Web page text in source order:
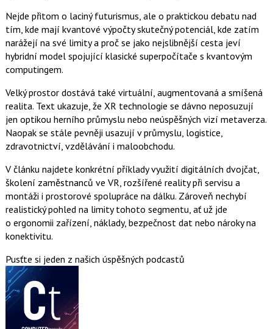
Nejde přitom o laciný futurismus, ale o praktickou debatu nad
tím, kde mají kvantové výpočty skutečný potenciál, kde zatím
narážejí na své limity a proč se jako nejslibnější cesta jeví
hybridní model spojující klasické superpočítače s kvantovým
computingem.
Velký prostor dostává také virtuální, augmentovaná a smíšená
realita. Text ukazuje, že XR technologie se dávno neposuzují
jen optikou herního průmyslu nebo neúspěšných vizí metaverza.
Naopak se stále pevněji usazují v průmyslu, logistice,
zdravotnictví, vzdělávání i maloobchodu.
V článku najdete konkrétní příklady využití digitálních dvojčat,
školení zaměstnanců ve VR, rozšířené reality při servisu a
montáži i prostorové spolupráce na dálku. Zároveň nechybí
realistický pohled na limity tohoto segmentu, ať už jde
o ergonomii zařízení, náklady, bezpečnost dat nebo nároky na
konektivitu.
Pusťte si jeden z našich úspěšných podcastů